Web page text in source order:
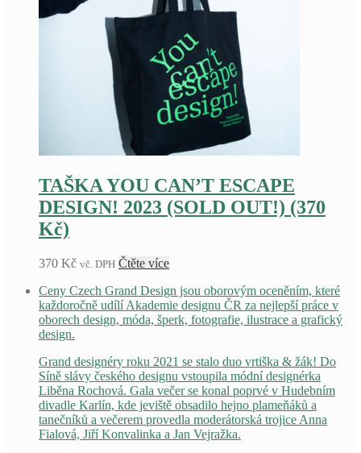
TAŠKA YOU CAN’T ESCAPE
DESIGN! 2023 (SOLD OUT!) (370
Kč)
370 Kč vč. DPH Čtěte více
Ceny Czech Grand Design jsou oborovým oceněním, které
každoročně udílí Akademie designu ČR za nejlepší práce v
oborech design, móda, šperk, fotografie, ilustrace a grafický
design.
Grand designéry roku 2021 se stalo duo vrtiška & žák! Do
Síně slávy českého designu vstoupila módní designérka
Liběna Rochová. Gala večer se konal poprvé v Hudebním
divadle Karlín, kde jeviště obsadilo hejno plameňáků a
tanečníků a večerem provedla moderátorská trojice Anna
Fialová, Jiří Konvalinka a Jan Vejražka.